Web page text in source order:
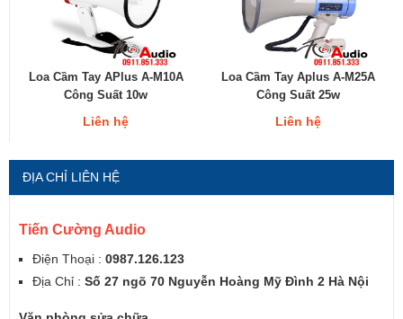
Loa Cầm Tay APlus A-M10A
Công Suất 10w
Liên hệ
Loa Cầm Tay Aplus A-M25A
Công Suất 25w
Liên hệ
ĐỊA CHỈ LIÊN HỆ
Tiến Cường Audio
Điện Thoại : 0987.126.123
Địa Chỉ : Số 27 ngõ 70 Nguyễn Hoàng Mỹ Đình 2 Hà Nội